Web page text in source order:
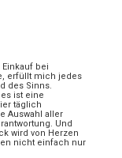
bei
erfüllt mich jedes
des Sinns.
ist eine
täglich
Auswahl aller
Und
wird von Herzen
nicht einfach nur